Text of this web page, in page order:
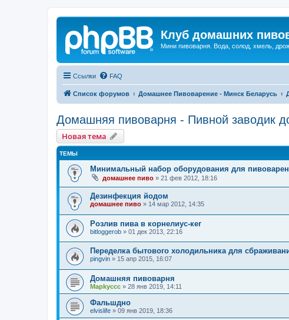
Клуб домашних
Мини пивоварня. Вода, солод, хмель,
Ссылки FAQ
Список форумов Домашнее Пивоварение - Минск Беларусь
Домашняя пивоварня - Пивной заводик
Новая тема
ТЕМЫ
Минимальный набор оборудования для
домашнее пиво » 21 фев 2012, 18:16
Дезинфекция йодом
домашнее пиво » 14 мар 2012, 14:35
Розлив пива в корнелиус-кег
bitloggerob » 01 дек 2013, 22:16
Переделка бытового холодильника для
pingvin » 15 апр 2015, 16:07
Домашняя пивоварня
Mapkyccc » 28 янв 2019, 14:11
Фальшдно
elvislife » 09 янв 2019, 18:36